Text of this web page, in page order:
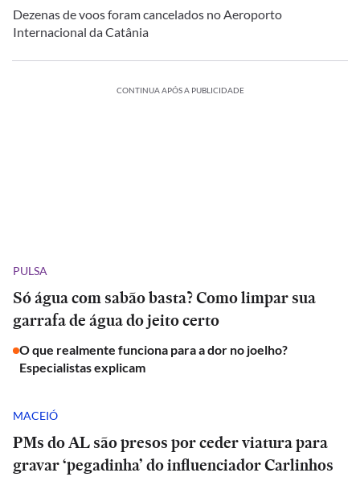
Dezenas de voos foram cancelados no Aeroporto
Internacional da Catânia
CONTINUA APÓS A PUBLICIDADE
PULSA
Só água com sabão basta? Como limpar sua
garrafa de água do jeito certo
O que realmente funciona para a dor no joelho?
Especialistas explicam
MACEIÓ
PMs do AL são presos por ceder viatura para
gravar ‘pegadinha’ do influenciador Carlinhos